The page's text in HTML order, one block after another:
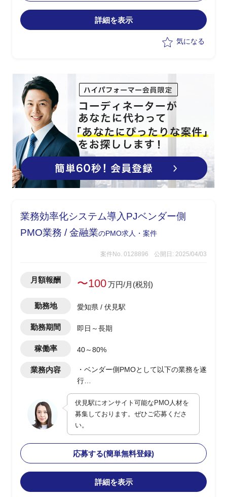
詳細を表示
気になる
業務効率化システム導入PJベンダー側
PMO業務 / 金融業のPMO求人・案件
案件No. 0128896 公開日: 2025/04/03
月額報酬 〜100万円/月(税別)
勤務地 愛知県 / 伏見駅
勤務期間 即日～長期
稼働率 40～80%
業務内容
・ベンダー側PMOとして以下の業務を遂
行
・進捗管理/課題管理/オフショアBPも含
めたベンダー管理業務
・各種ドキュメント作成
・8月から詳細設計フェーズ
伏見駅にオンサイト可能なPMO人材を
募集しております。ぜひご応募くださ
い。
応募する(簡単無料登録)
詳細を表示